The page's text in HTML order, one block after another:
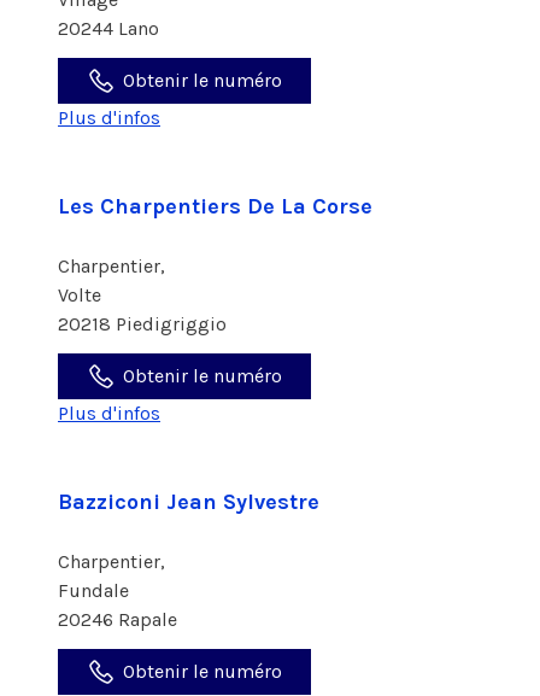
20244 Lano
Obtenir le numéro
Plus d'infos
Les Charpentiers De La Corse
Charpentier,
Volte
20218 Piedigriggio
Obtenir le numéro
Plus d'infos
Bazziconi Jean Sylvestre
Charpentier,
Fundale
20246 Rapale
Obtenir le numéro